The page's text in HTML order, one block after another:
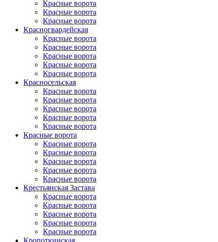
Красные ворота
Красные ворота
Красные ворота
Красногвар­дейская
Красные ворота
Красные ворота
Красные ворота
Красные ворота
Красные ворота
Красно­сельская
Красные ворота
Красные ворота
Красные ворота
Красные ворота
Красные ворота
Красные ворота
Красные ворота
Красные ворота
Красные ворота
Красные ворота
Красные ворота
Крестьянская Застава
Красные ворота
Красные ворота
Красные ворота
Красные ворота
Красные ворота
Кропоткинс­кая